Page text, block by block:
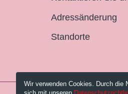
Adressänderung
Standorte
Wir verwenden Cookies. Durch die